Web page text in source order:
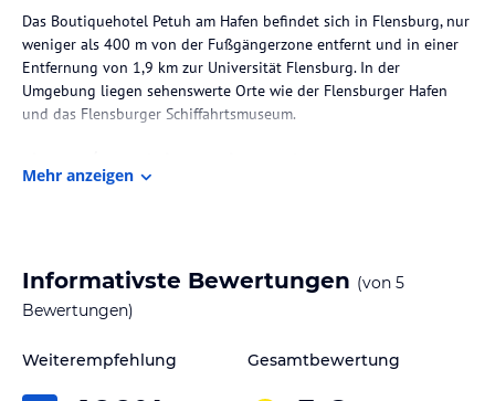
Das Boutiquehotel Petuh am Hafen befindet sich in Flensburg, nur
weniger als 400 m von der Fußgängerzone entfernt und in einer
Entfernung von 1,9 km zur Universität Flensburg. In der
Umgebung liegen sehenswerte Orte wie der Flensburger Hafen
und das Flensburger Schiffahrtsmuseum.
ebenfalls vorhanden. Allergikerfreundliche Zimmer sind auf
Anfrage verfügbar.
Gastronomie im Hotel
Mehr anzeigen
Informativste Bewertungen (von 5
Bewertungen)
Weiterempfehlung Gesamtbewertung